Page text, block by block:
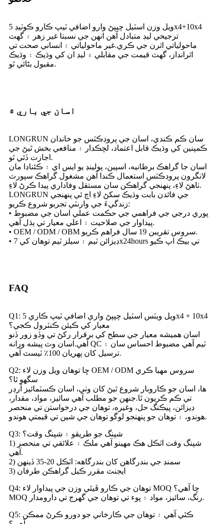
ويل وزن اسٽيل چپپڻ وارو اضافي ٽيپ ڪارو ڪوٽيڊ 5x4+10x4
ترجيحي ليڊ متبادل آهن انهن جي نسبتا غير زهر ۽ گهٽ
ماحولياتي اثرن جي ڪري.غير ماحولياتي ۽ انساني صحت تي
اثرانداز، گهٽ قيمت جي مقابلي ۾ ليڊ ان کي وڌيڪ ۽ وڌيڪ
مقبول بڻائي ٿو.
اسان جي باري ۾
LONGRUN سان ڪم ڪندي، اسان جي پروڊڪٽس جو خاندان
ڪمپنين کي وڌيڪ قابل اعتماد، لچڪدار ۽ منافعي بخش ٿيڻ جي
اجازت ڏئي ٿو.
اسان جا گراهڪ برطانيه، اسپين، پولينڊ يو ايس اي ۽ ڪئناڊا مان
لانگرون پروڊڪٽس استعمال ڪندا آهن مشغول گراهڪ سپورٽ
ٺاهڻ لاءِ، پنهنجي گراهڪن سان مستقل وفاداري پيدا ڪرڻ لاءِ.
LONGRUN جي فائدن بابت وڌيڪ سکڻ لاءِ اڄ ئي پنهنجي
زندگيءَ جي وارنٽي تجربو شروع ڪريو:
• پوري درجي جي فراهمي جي حڪمت عملي اسان جي مضبوط
پيداوار جي صلاحيت ۽ اعلي معيار تي ٻڌل آهي.
• OEM / ODM / OBM سروس تقريبن 19 سال فراهم ڪريو.
• ڊيزائن ٽيم ۽ سيلز ٽيم توهان کي 7x24hours تي بيڪ اپ ڪيو
FAQ
Q1: ويل ويٽس اسٽيل چپپڻ واري اضافي ٽيپ ڪاري 5x4 + 10x4
معيار کي ڪيئن ڪنٽرول ڪجي؟
اسان هميشه معيار جي سطح کي برقرار رکڻ تي وڏو زور ڏنو
آهي.اسان وٽ پيشه ورانه QC ٽيم آهي مضبوط احساس سان ۽
ترسيل کان پهريان 100٪ ٽيسٽ آهي.
Q2: ڇا توهان ويل وزن لاء OEM / ODM سروس مهيا ڪري
سگهو ٿا؟
ها، اسان جو ڪاروبار شروع ٿيڻ کان وٺي، اسان ڪسٽمائيز آرڊر
تي ڪم ڪريون ٿا.جنهن جو مطلب آهي سائيز، مواد، مقدار،
ڊيزائن، پيڪنگ حل، وغيره، توهان جي درخواستن تي منحصر
هوندو، ۽ توهان جو پنهنجو لوگو توهان جي شين تي قيمتي هوندو.
Q3: شپنگ جو طريقو ۽ شپنگ وقت؟
1) شپنگ وقت اٽڪل هڪ مهينو آهي ملڪ ۽ علائقي تي منحصر
آهي.
2) سمنڊ جي بندرگاهن کان بندرگاهه: اٽڪل 20-35 ڏينهن
3) ايجنٽ مقرر ڪيل گراهڪن طرفان
Q4: توهان جي ڪارو ڦيٿي وزن جي پيداوار لاء MOQ ڇا آهي؟
MOQ رنگ، سائيز، مواد ۽ پوء تي توهان جي گهرج تي دارومدار.
Q5: ڪٿي آهي ۽ توهان جي ڪارخاني جو دورو ڪرڻ ممڪن